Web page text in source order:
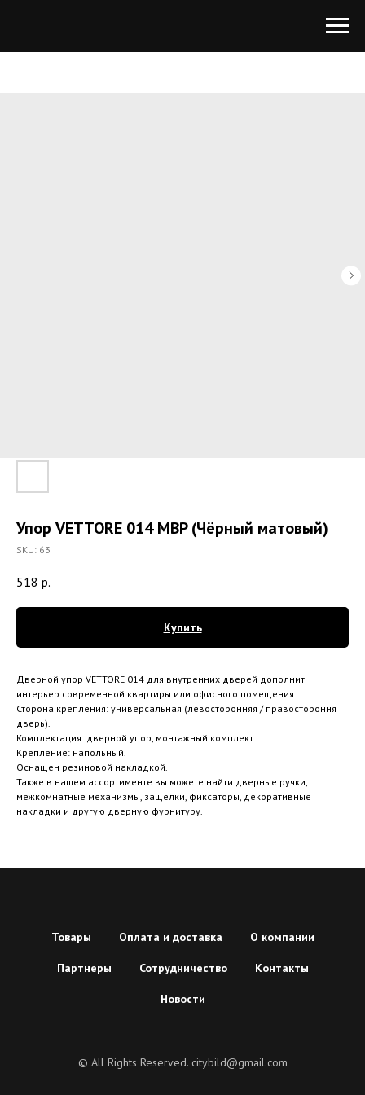
Упор VETTORE 014 MBP (Чёрный матовый)
SKU: 63
518 р.
Купить
Дверной упор VETTORE 014 для внутренних дверей дополнит
интерьер современной квартиры или офисного помещения.
Сторона крепления: универсальная (левосторонняя / правостороння
дверь).
Комплектация: дверной упор, монтажный комплект.
Крепление: напольный.
Оснащен резиновой накладкой.
Также в нашем ассортименте вы можете найти дверные ручки,
межкомнатные механизмы, защелки, фиксаторы, декоративные
накладки и другую дверную фурнитуру.
Товары Оплата и доставка О компании
Партнеры Сотрудничество Контакты
Новости
© All Rights Reserved. citybild@gmail.com